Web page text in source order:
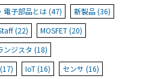
電子部品とは (47)
新製品 (36)
(22)
MOSFET (20)
ンジスタ (18)
IoT (16)
センサ (16)